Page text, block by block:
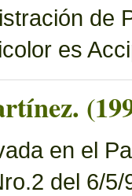
de
es
en el
del 6/5/